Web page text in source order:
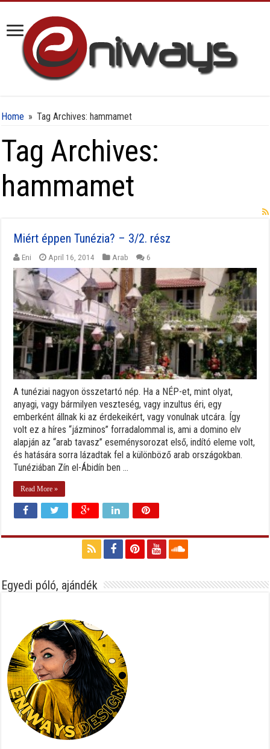
Home » Tag Archives: hammamet
Tag Archives:
hammamet
Miért éppen Tunézia? – 3/2. rész
Eni April 16, 2014 Arab 6
A tunéziai nagyon összetartó nép. Ha a NÉP-et, mint olyat,
anyagi, vagy bármilyen veszteség, vagy inzultus éri, egy
emberként állnak ki az érdekeikért, vagy vonulnak utcára. Így
volt ez a híres “jázminos” forradalommal is, ami a domino elv
alapján az “arab tavasz” eseménysorozat első, indító eleme volt,
és hatására sorra lázadtak fel a különböző arab országokban.
Tunéziában Zín el-Ábidín ben ...
Read More »
Egyedi póló, ajándék